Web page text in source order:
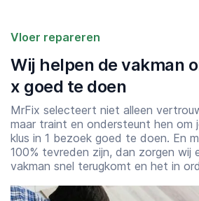
Vloer repareren
Wij helpen de vakman
x goed te doen
MrFix selecteert niet alleen
maar traint en ondersteunt hen om
klus in 1 bezoek goed te doen. En
100% tevreden zijn, dan zorgen wij
vakman snel terugkomt en het in